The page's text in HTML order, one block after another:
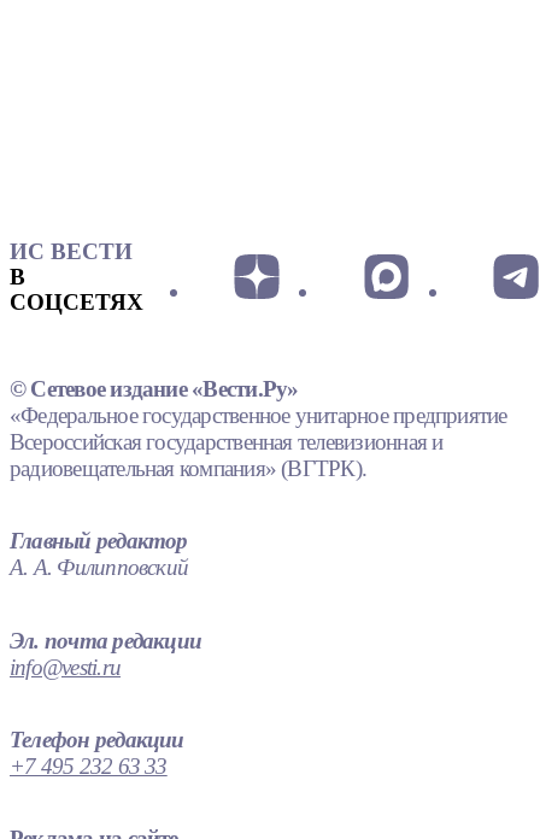
ИС ВЕСТИ
В
СОЦСЕТЯХ
© Сетевое издание «Вести.Ру»
«Федеральное государственное унитарное предприятие
Всероссийская государственная телевизионная и
радиовещательная компания» (ВГТРК).
Главный редактор
А. А. Филипповский
Эл. почта редакции
info@vesti.ru
Телефон редакции
+7 495 232 63 33